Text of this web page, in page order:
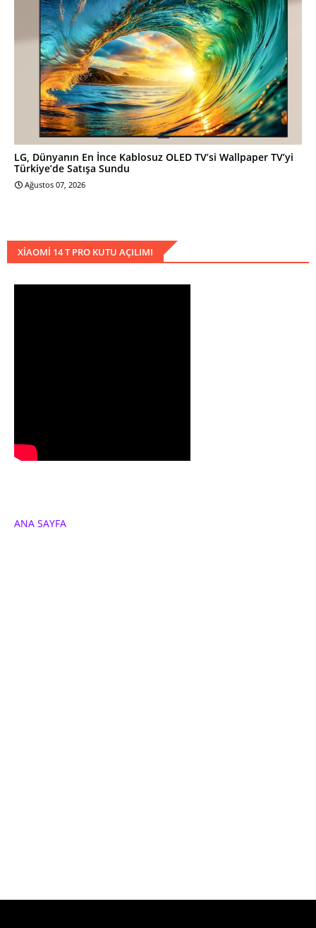
LG, Dünyanın En İnce Kablosuz OLED TV’si Wallpaper TV’yi
Türkiye’de Satışa Sundu
Ağustos 07, 2026
XIAOMI 14 T PRO KUTU AÇILIMI
ANA SAYFA